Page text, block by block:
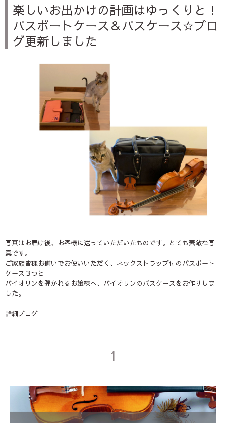
楽しいお出かけの計画はゆっくりと！
パスポートケース＆パスケース☆ブロ
グ更新しました
写真はお届け後、お客様に送っていただいたものです。とても素敵な写
真です。
ご家族皆様お揃いでお使いいただく、ネックストラップ付のパスポート
ケース３つと
バイオリンを弾かれるお嬢様へ、バイオリンのパスケースをお作りしま
した。
詳細ブログ
1